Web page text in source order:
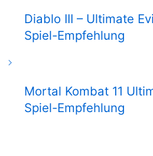
Diablo III – Ultimate
Spiel-Empfehlung
Mortal Kombat 11
Spiel-Empfehlung